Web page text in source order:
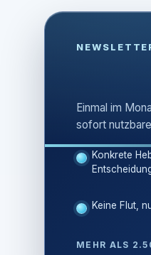
Einmal im
sofort
Konkrete
Keine Flut,
MEHR ALS